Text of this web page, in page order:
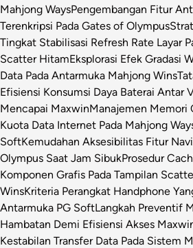
Mahjong WaysPengembangan Fitur
Terenkripsi Pada Gates of Olympus
Tingkat Stabilisasi Refresh Rate Layar
Scatter HitamEksplorasi Efek Gradasi
Data Pada Antarmuka Mahjong Wins
Efisiensi Konsumsi Daya Baterai Antar
Mencapai MaxwinManajemen Memori
Kuota Data Internet Pada Mahjong
SoftKemudahan Aksesibilitas Fitur
Olympus Saat Jam SibukProsedur
Komponen Grafis Pada Tampilan
WinsKriteria Perangkat Handphone
Antarmuka PG SoftLangkah Preventif
Hambatan Demi Efisiensi Akses
Kestabilan Transfer Data Pada Sistem